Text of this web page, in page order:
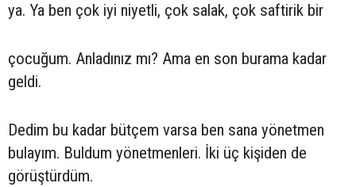
ya. Ya ben çok iyi niyetli, çok salak, çok saftirik bir
çocuğum. Anladınız mı? Ama en son burama kadar
geldi.
Dedim bu kadar bütçem varsa ben sana yönetmen
bulayım. Buldum yönetmenleri. İki üç kişiden de
görüştürdüm.